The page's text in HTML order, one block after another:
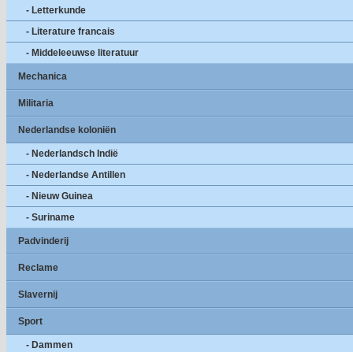
- Letterkunde
- Literature francais
- Middeleeuwse literatuur
Mechanica
Militaria
Nederlandse koloniën
- Nederlandsch Indië
- Nederlandse Antillen
- Nieuw Guinea
- Suriname
Padvinderij
Reclame
Slavernij
Sport
- Dammen